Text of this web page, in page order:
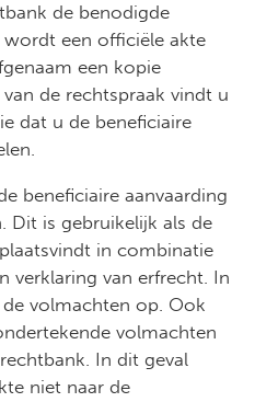
de benodigde
een officiële akte
een kopie
de rechtspraak vindt u
dat u de beneficiaire
beneficiaire aanvaarding
Dit is gebruikelijk als de
in combinatie
verklaring van erfrecht. In
volmachten op. Ook
volmachten
In dit geval
niet naar de